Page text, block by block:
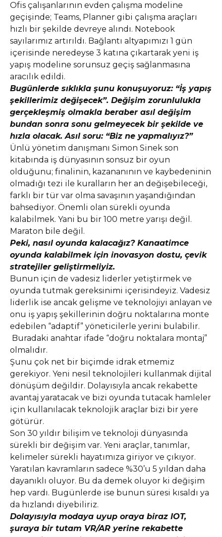
Ofis çalışanlarının evden çalışma modeline
geçişinde; Teams, Planner gibi çalışma araçları
hızlı bir şekilde devreye alındı. Notebook
sayılarımız artırıldı. Bağlantı altyapımızı 1 gün
içerisinde neredeyse 3 katına çıkartarak yeni iş
yapış modeline sorunsuz geçiş sağlanmasına
aracılık edildi.
Bugünlerde sıklıkla şunu konuşuyoruz: “İş yapış
şekillerimiz değişecek”. Değişim zorunlulukla
gerçekleşmiş olmakla beraber asıl değişim
bundan sonra sonu gelmeyecek bir şekilde ve
hızla olacak. Asıl soru: “Biz ne yapmalıyız?”
Ünlü yönetim danışmanı Simon Sinek son
kitabında iş dünyasının sonsuz bir oyun
olduğunu; finalinin, kazananının ve kaybedeninin
olmadığı tezi ile kuralların her an değişebileceği,
farklı bir tür var olma savaşının yaşandığından
bahsediyor. Önemli olan sürekli oyunda
kalabilmek. Yani bu bir 100 metre yarışı değil.
Maraton bile değil.
Peki, nasıl oyunda kalacağız? Kanaatimce
oyunda kalabilmek için inovasyon dostu, çevik
stratejiler geliştirmeliyiz.
Bunun için de vadesiz liderler yetiştirmek ve
oyunda tutmak gereksinimi içerisindeyiz. Vadesiz
liderlik ise ancak gelişme ve teknolojiyi anlayan ve
onu iş yapış şekillerinin doğru noktalarına monte
edebilen “adaptif” yöneticilerle yerini bulabilir.
Buradaki anahtar ifade “doğru noktalara montaj”
olmalıdır.
Şunu çok net bir biçimde idrak etmemiz
gerekiyor. Yeni nesil teknolojileri kullanmak dijital
dönüşüm değildir. Dolayısıyla ancak rekabette
avantaj yaratacak ve bizi oyunda tutacak hamleler
için kullanılacak teknolojik araçlar bizi bir yere
götürür.
Son 30 yıldır bilişim ve teknoloji dünyasında
sürekli bir değişim var. Yeni araçlar, tanımlar,
kelimeler sürekli hayatımıza giriyor ve çıkıyor.
Yaratılan kavramların sadece %30’u 5 yıldan daha
dayanıklı oluyor. Bu da demek oluyor ki değişim
hep vardı. Bugünlerde ise bunun süresi kısaldı ya
da hızlandı diyebiliriz.
Dolayısıyla modaya uyup oraya biraz IOT,
şuraya bir tutam VR/AR yerine rekabette